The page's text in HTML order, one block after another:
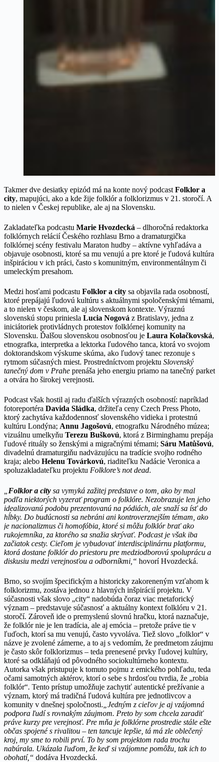
Takmer dve desiatky epizód má na konte nový podcast Folklor a
city, mapujúci, ako a kde žije folklór a folklorizmus v 21. storočí. A
to nielen v Českej republike, ale aj na Slovensku.
Zakladateľka podcastu Marie Hvozdecká – dlhoročná redaktorka
folklórnych relácií Českého rozhlasu Brno a dramaturgička
folklórnej scény festivalu Maraton hudby – aktívne vyhľadáva a
objavuje osobnosti, ktoré sa mu venujú a pre ktoré je ľudová kultúra
inšpiráciou v ich práci, často s komunitným, environmentálnym či
umeleckým presahom.
Medzi hosťami podcastu Folklor a city sa objavila rada osobností,
ktoré prepájajú ľudovú kultúru s aktuálnymi spoločenskými témami,
a to nielen v českom, ale aj slovenskom kontexte. Výraznú
slovenskú stopu priniesla Lucia Nogová z Bratislavy, jedna z
iniciátoriek protivládnych protestov folklórnej komunity na
Slovensku. Ďalšou slovenskou osobnosťou je Laura Kolačkovská,
etnografka, interpretka a lektorka ľudového tanca, ktorá vo svojom
doktorandskom výskume skúma, ako ľudový tanec rezonuje s
rytmom súčasných miest. Prostredníctvom projektu Slovenský
tanečný dom v Prahe prenáša jeho energiu priamo na tanečný parket
a otvára ho širokej verejnosti.
Podcast však hostil aj radu ďalších výrazných osobností: napríklad
fotoreportéra Davida Sládka, držiteľa ceny Czech Press Photo,
ktorý zachytáva každodennosť slovenského vidieka i protestnú
kultúru Londýna; Annu Jagošovú, etnografku Národného múzea;
vizuálnu umelkyňu Terezu Buškovú, ktorá z Birminghamu prepája
ľudové rituály so ženskými a migračnými témami; Sáru Matůšovú,
divadelnú dramaturgiňu nadväzujúcu na tradície svojho rodného
kraja; alebo Helenu Továrkovú, riaditeľku Nadácie Veronica a
spoluzakladateľku projektu Folklore’s not dead.
Folklor a city sa vymyká zažitej predstave o tom, ako by mal
podľa niektorých vyzerať program o folklóre. Nezobrazuje len jeho
idealizovanú podobu prezentovanú na pódiách, ale snaží sa ísť do
hĺbky. Do budúcnosti sa nebráni ani kontroverznejším témam, ako
je nacionalizmus či homofóbia, ktoré si môžu folklór brať ako
rukojemníka, za ktorého sa snažia skrývať. Podcast je však iba
začiatok cesty. Cieľom je vybudovať interdisciplinárnu platformu,
ktorá dostane folklór do priestoru pre medziodborovú spoluprácu a
diskusiu medzi verejnosťou a odborníkmi,“ hovorí Hvozdecká.
Brno, so svojím špecifickým a historicky zakoreneným vzťahom k
folklorizmu, zostáva jednou z hlavných inšpirácií projektu. V
súčasnosti však slovo „city“ nadobúda čoraz viac metaforický
význam – predstavuje súčasnosť a aktuálny kontext folklóru v 21.
storočí. Zároveň ide o premyslenú slovnú hračku, ktorá naznačuje,
že folklór nie je len tradícia, ale aj emócia – pretože práve tie v
ľuďoch, ktorí sa mu venujú, často vyvoláva. Tiež slovo „folklor“ v
názve je zvolené zámerne, a to aj s vedomím, že predmetom záujmu
je často skôr folklorizmus – teda prenesené prvky ľudovej kultúry,
ktoré sa odkláňajú od pôvodného sociokultúrneho kontextu.
Autorka však pristupuje k tomuto pojmu z emického pohľadu, teda
očami samotných aktérov, ktorí o sebe s hrdosťou tvrdia, že „robia
folklór“. Tento prístup umožňuje zachytiť autentické prežívanie a
význam, ktorý má tradičná ľudová kultúra pre jednotlivcov a
komunity v dnešnej spoločnosti. „Jedným z cieľov je aj vzájomná
podpora ľudí s rovnakým záujmom. Preto by som chcela zaradiť
práve kurzy pre verejnosť. Pre mňa je folklórne prostredie stále ešte
občas spojené s rivalitou – ten tancuje lepšie, tá má zle oblečený
kroj, my sme to robili prví. To by som projektom rada trochu
nabúrala. Ukázala ľuďom, že keď si vzájomne pomôžu, tak ich to
obohatí,“ dodáva Hvozdecká.